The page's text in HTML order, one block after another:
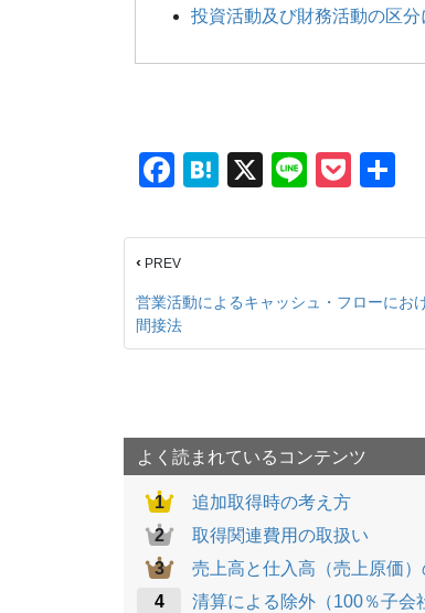
投資活動及び財務活動の区
F
c
e
b
o
H
e
a
X
Li
e
P
ck
‹ PREV
営業活動によるキャッシュ・フローにお
間接法
よく読まれているコンテンツ
追加取得時の考え方
取得関連費用の取扱い
売上高と仕入高（売上原価
清算による除外（100％子会